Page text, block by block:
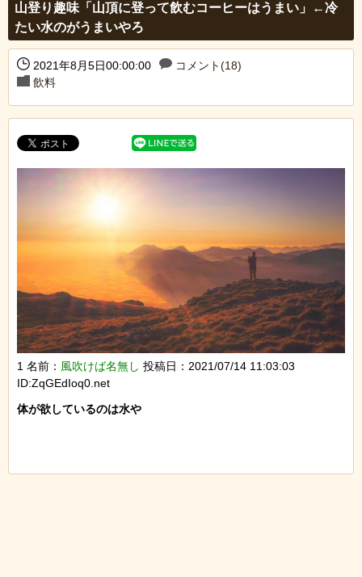
山登り趣味「山頂に登って飲むコーヒーはうまい」←冷
たい水のがうまいやろ
2021年8月5日00:00:00
コメント(18)
飲料
1 名前： 風吹けば名無し 投稿日：2021/07/14 11:03:03
ID:ZqGEdIoq0.net
体が欲しているのは水や